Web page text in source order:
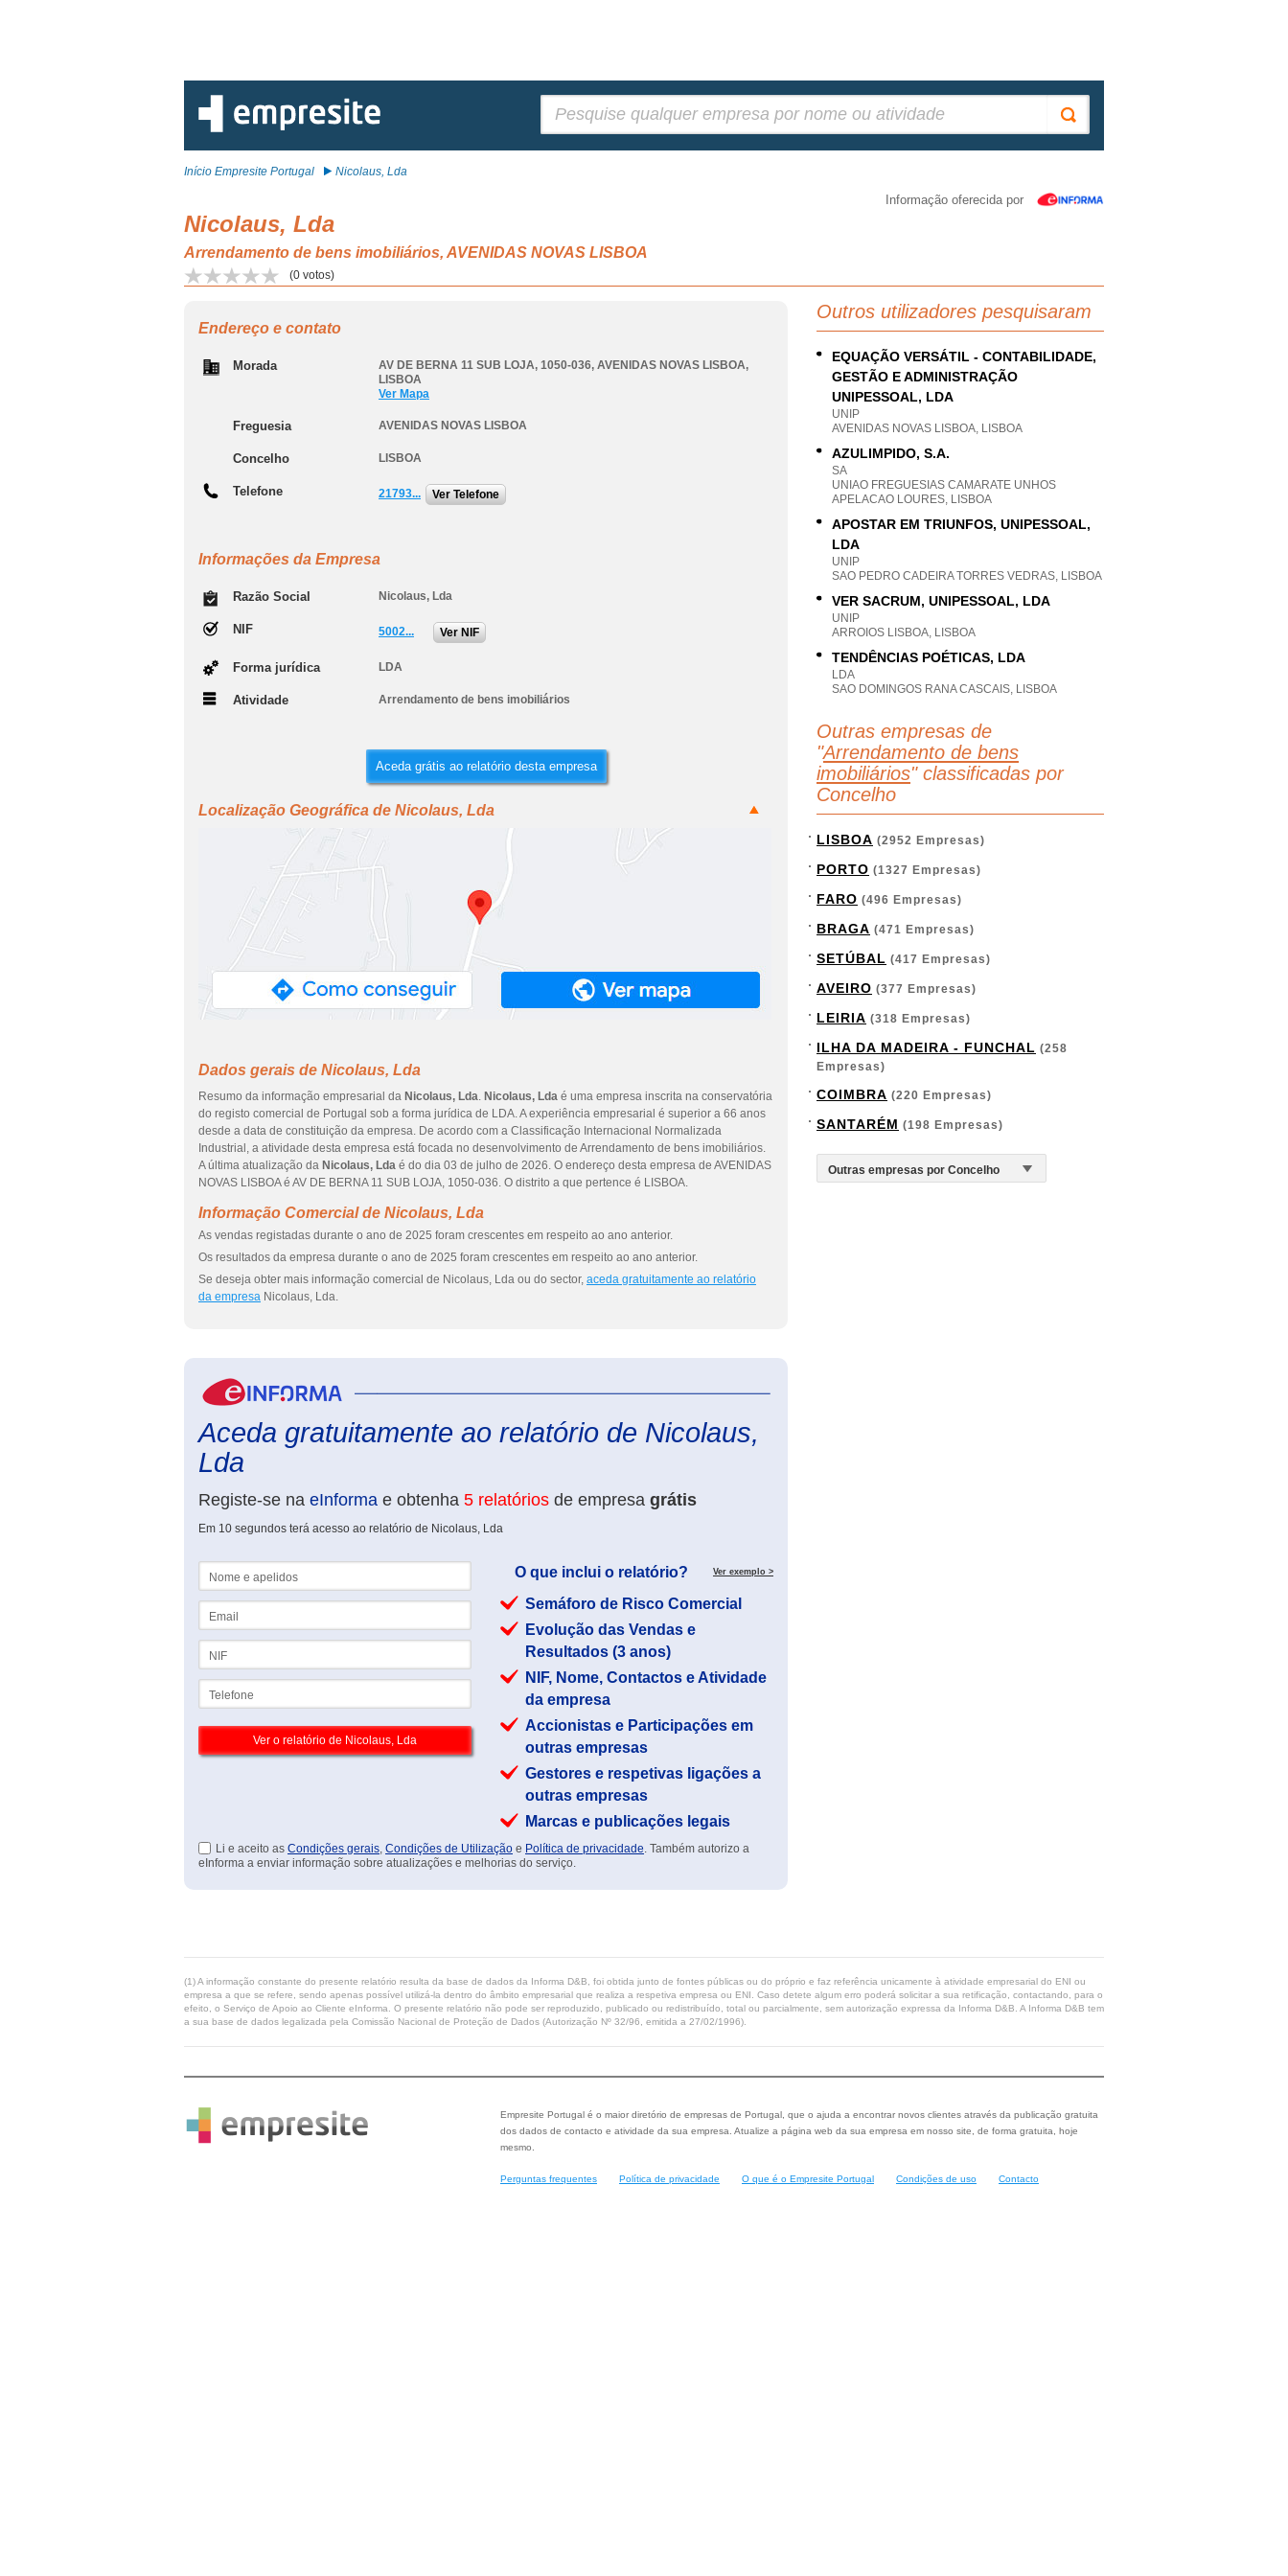
Início Empresite Portugal Nicolaus, Lda
Informação oferecida por
Nicolaus, Lda
Arrendamento de bens imobiliários, AVENIDAS NOVAS LISBOA
(0 votos)
Endereço e contato
Morada AV DE BERNA 11 SUB LOJA, 1050-036, AVENIDAS NOVAS LISBOA,
LISBOA
Ver Mapa
Freguesia AVENIDAS NOVAS LISBOA
Concelho LISBOA
Telefone 21793... Ver Telefone
Informações da Empresa
Razão Social Nicolaus, Lda
NIF 5002... Ver NIF
Forma jurídica LDA
Atividade Arrendamento de bens imobiliários
Aceda grátis ao relatório desta empresa
Localização Geográfica de Nicolaus, Lda
Dados gerais de Nicolaus, Lda
Resumo da informação empresarial da Nicolaus, Lda. Nicolaus, Lda é uma empresa inscrita na conservatória
do registo comercial de Portugal sob a forma jurídica de LDA. A experiência empresarial é superior a 66 anos
desde a data de constituição da empresa. De acordo com a Classificação Internacional Normalizada
Industrial, a atividade desta empresa está focada no desenvolvimento de Arrendamento de bens imobiliários.
A última atualização da Nicolaus, Lda é do dia 03 de julho de 2026. O endereço desta empresa de AVENIDAS
NOVAS LISBOA é AV DE BERNA 11 SUB LOJA, 1050-036. O distrito a que pertence é LISBOA.
Informação Comercial de Nicolaus, Lda
As vendas registadas durante o ano de 2025 foram crescentes em respeito ao ano anterior.
Os resultados da empresa durante o ano de 2025 foram crescentes em respeito ao ano anterior.
Se deseja obter mais informação comercial de Nicolaus, Lda ou do sector, aceda gratuitamente ao relatório
da empresa Nicolaus, Lda.
Aceda gratuitamente ao relatório de Nicolaus,
Lda
Registe-se na eInforma e obtenha 5 relatórios de empresa grátis
Em 10 segundos terá acesso ao relatório de Nicolaus, Lda
O que inclui o relatório? Ver exemplo >
Semáforo de Risco Comercial
Evolução das Vendas e
Resultados (3 anos)
NIF, Nome, Contactos e Atividade
da empresa
Accionistas e Participações em
outras empresas
Gestores e respetivas ligações a
outras empresas
Marcas e publicações legais
Li e aceito as Condições gerais, Condições de Utilização e Política de privacidade. Também autorizo a
eInforma a enviar informação sobre atualizações e melhorias do serviço.
Outros utilizadores pesquisaram
EQUAÇÃO VERSÁTIL - CONTABILIDADE,
GESTÃO E ADMINISTRAÇÃO
UNIPESSOAL, LDA
UNIP
AVENIDAS NOVAS LISBOA, LISBOA
AZULIMPIDO, S.A.
SA
UNIAO FREGUESIAS CAMARATE UNHOS
APELACAO LOURES, LISBOA
APOSTAR EM TRIUNFOS, UNIPESSOAL,
LDA
UNIP
SAO PEDRO CADEIRA TORRES VEDRAS, LISBOA
VER SACRUM, UNIPESSOAL, LDA
UNIP
ARROIOS LISBOA, LISBOA
TENDÊNCIAS POÉTICAS, LDA
LDA
SAO DOMINGOS RANA CASCAIS, LISBOA
Outras empresas de
"Arrendamento de bens
imobiliários" classificadas por
Concelho
LISBOA (2952 Empresas)
PORTO (1327 Empresas)
FARO (496 Empresas)
BRAGA (471 Empresas)
SETÚBAL (417 Empresas)
AVEIRO (377 Empresas)
LEIRIA (318 Empresas)
ILHA DA MADEIRA - FUNCHAL (258
Empresas)
COIMBRA (220 Empresas)
SANTARÉM (198 Empresas)
(1) A informação constante do presente relatório resulta da base de dados da Informa D&B, foi obtida junto de fontes públicas ou do próprio e faz referência unicamente à atividade empresarial do ENI ou
empresa a que se refere, sendo apenas possível utilizá-la dentro do âmbito empresarial que realiza a respetiva empresa ou ENI. Caso detete algum erro poderá solicitar a sua retificação, contactando, para o
efeito, o Serviço de Apoio ao Cliente eInforma. O presente relatório não pode ser reproduzido, publicado ou redistribuído, total ou parcialmente, sem autorização expressa da Informa D&B. A Informa D&B tem
a sua base de dados legalizada pela Comissão Nacional de Proteção de Dados (Autorização Nº 32/96, emitida a 27/02/1996).
Empresite Portugal é o maior diretório de empresas de Portugal, que o ajuda a encontrar novos clientes através da publicação gratuita
dos dados de contacto e atividade da sua empresa. Atualize a página web da sua empresa em nosso site, de forma gratuita, hoje
mesmo.
Perguntas frequentes Política de privacidade O que é o Empresite Portugal Condições de uso Contacto